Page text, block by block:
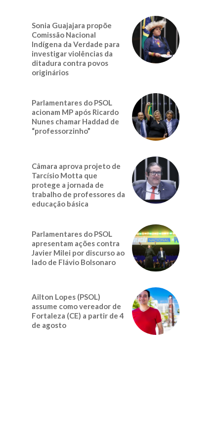
Sonia Guajajara propõe
Comissão Nacional
Indígena da Verdade para
investigar violências da
ditadura contra povos
originários
Parlamentares do PSOL
acionam MP após Ricardo
Nunes chamar Haddad de
“professorzinho”
Câmara aprova projeto de
Tarcísio Motta que
protege a jornada de
trabalho de professores da
educação básica
Parlamentares do PSOL
apresentam ações contra
Javier Milei por discurso ao
lado de Flávio Bolsonaro
Ailton Lopes (PSOL)
assume como vereador de
Fortaleza (CE) a partir de 4
de agosto